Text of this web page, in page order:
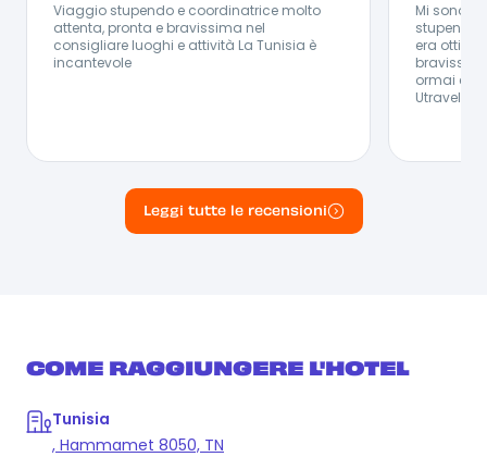
Viaggio stupendo e coordinatrice molto
attenta, pronta e bravissima nel
consigliare luoghi e attività La Tunisia è
incantevole
Mi sono
stupendo
era
ormai è il
Utravel :)
Leggi tutte le recensioni
COME RAGGIUNGERE L'HOTEL
Tunisia
, Hammamet 8050, TN